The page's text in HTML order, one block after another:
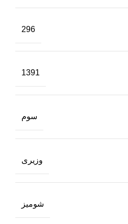
296
1391
سوم
وزیری
شومیز